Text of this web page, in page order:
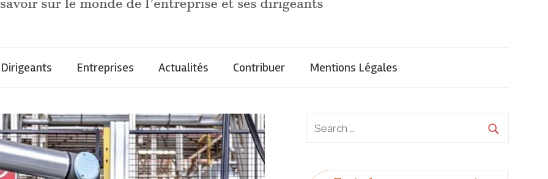
Dirigeants Entreprises Actualités Contribuer Mentions Légales